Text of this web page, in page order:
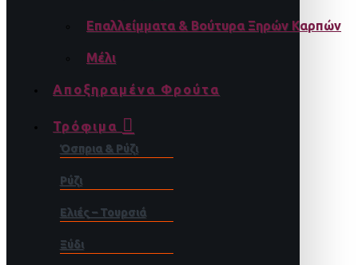
Επαλλείμματα & Βούτυρα Ξηρών Καρπών
Μέλι
Αποξηραμένα Φρούτα
Τρόφιμα
Όσπρια & Ρύζι
Ρύζι
Ελιές – Τουρσιά
Ξύδι